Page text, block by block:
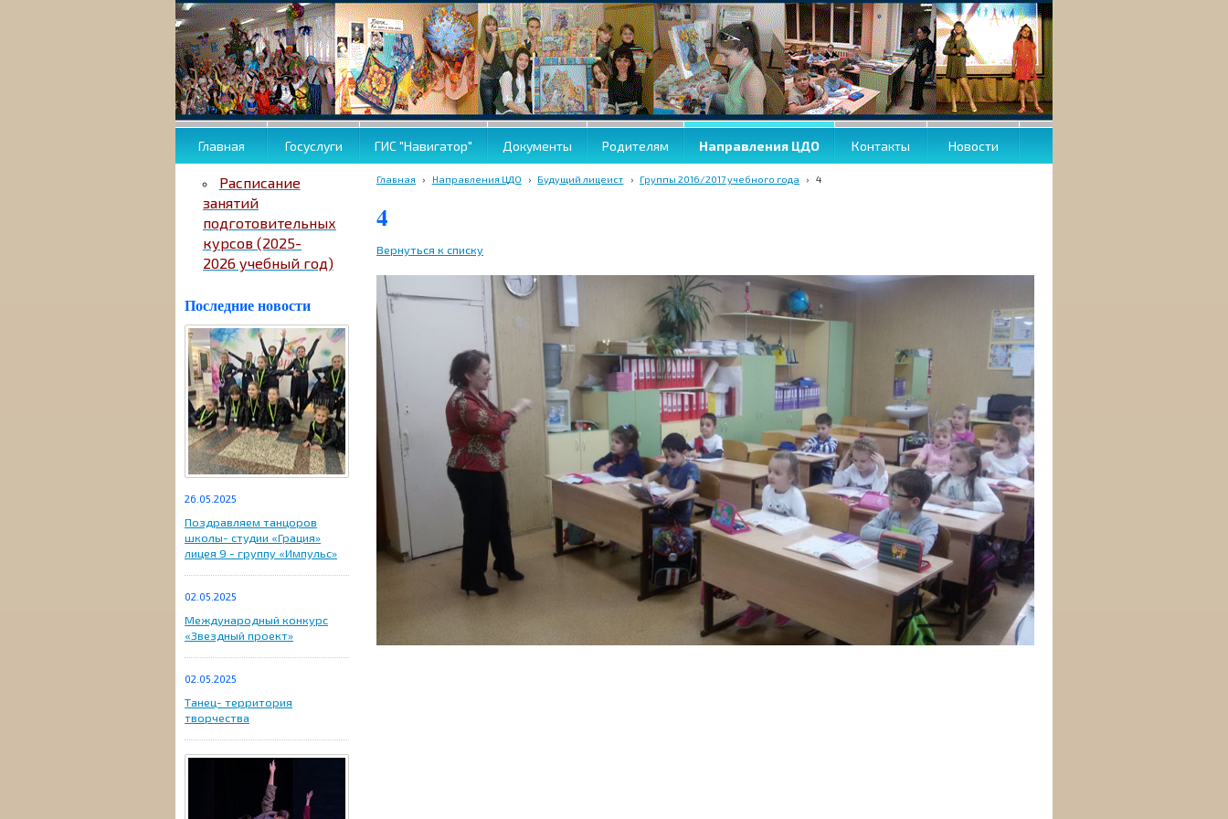
Главная Госуслуги ГИС "Навигатор" Документы Родителям Направления ЦДО Контакты Новости
Расписание
занятий
подготовительных
курсов (2025-
2026 учебный год)
Последние новости
26.05.2025
Поздравляем танцоров
школы- студии «Грация»
лицея 9 - группу «Импульс»
02.05.2025
Международный конкурс
«Звездный проект»
02.05.2025
Танец- территория
творчества
Главная › Направления ЦДО › Будущий лицеист › Группы 2016/2017 учебного года › 4
4
Вернуться к списку